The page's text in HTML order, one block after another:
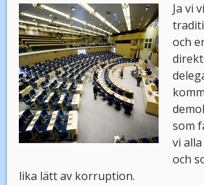
Ja vi
och
som
vi
och
lika lätt av korruption.